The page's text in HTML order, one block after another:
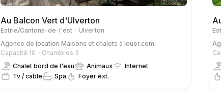
Au Balcon Vert d'Ulverton
Estrie/Cantons-de-l'est
Ulverton
Agence de location Maisons et chalets à louer.com
Capacité 10
Chambres 3
Chalet bord de l'eau
Animaux
Internet
Tv / cable
Spa Foyer ext.